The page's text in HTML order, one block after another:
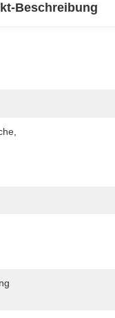
Beschreibung